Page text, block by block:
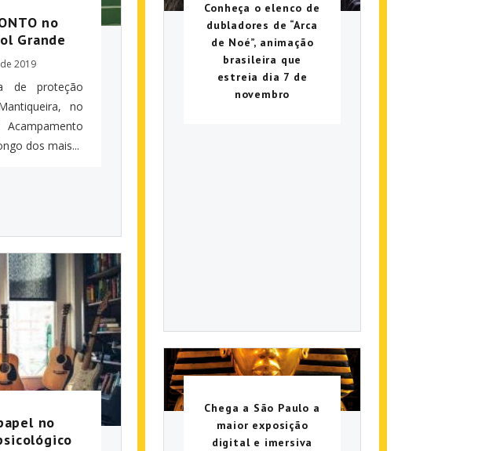
no
Grande
2019
de proteção
no
dos mais...
no
Conheça o elenco de
dubladores de “Arca
de Noé”, animação
brasileira que
estreia dia 7 de
novembro
Chega a São Paulo a
maior exposição
digital e imersiva